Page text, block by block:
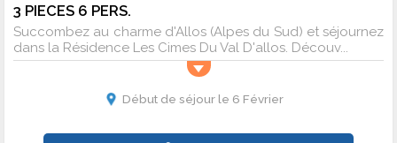
3 PIECES 6 PERS.
Succombez au charme d'Allos (Alpes du Sud) et séjournez
dans la Résidence Les Cimes Du Val D'allos. Découv...
Début de séjour le 6 Février